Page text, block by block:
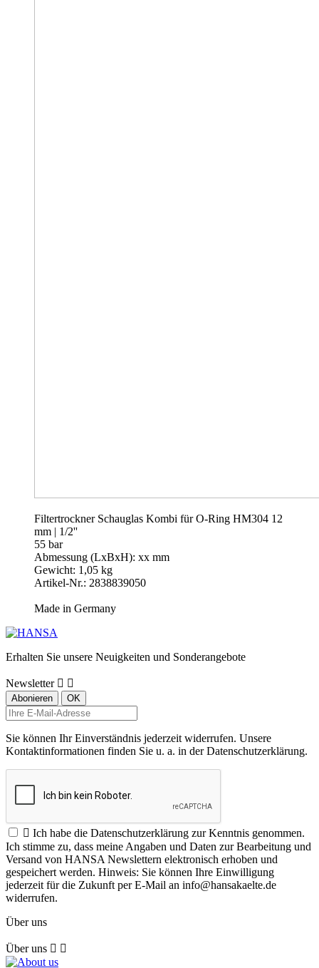
Filtertrockner Schauglas Kombi für O-Ring HM304 12
mm | 1/2''
55 bar
Abmessung (LxBxH): xx mm
Gewicht: 1,05 kg
Artikel-Nr.: 2838839050
Made in Germany
Erhalten Sie unsere Neuigkeiten und Sonderangebote
Newsletter  
Sie können Ihr Einverständnis jederzeit widerrufen. Unsere
Kontaktinformationen finden Sie u. a. in der Datenschutzerklärung.
 Ich habe die Datenschutzerklärung zur Kenntnis genommen.
Ich stimme zu, dass meine Angaben und Daten zur Bearbeitung und
Versand von HANSA Newslettern elektronisch erhoben und
gespeichert werden. Hinweis: Sie können Ihre Einwilligung
jederzeit für die Zukunft per E-Mail an info@hansakaelte.de
widerrufen.
Über uns
Über uns  